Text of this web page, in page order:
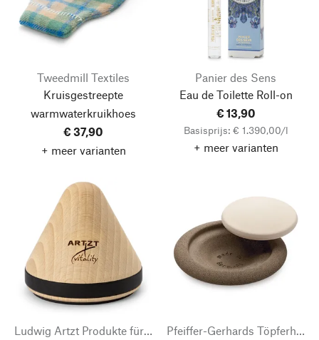
Tweedmill Textiles
Kruisgestreepte
warmwaterkruikhoes
€ 37,90
+ meer varianten
Panier des Sens
Eau de Toilette Roll-on
€ 13,90
Basisprijs: € 1.390,00/l
+ meer varianten
Ludwig Artzt Produkte für Sport und Gesundheit
Pfeiffer-Gerhards Töpferhof